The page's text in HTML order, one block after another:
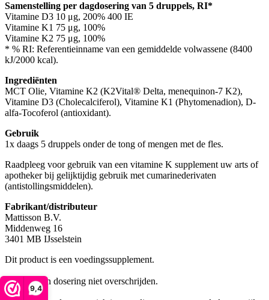
9,4
Samenstelling per dagdosering van 5 druppels, RI*
Vitamine D3 10 μg, 200% 400 IE
Vitamine K1 75 μg, 100%
Vitamine K2 75 μg, 100%
* % RI: Referentieinname van een gemiddelde volwassene (8400
kJ/2000 kcal).
Ingrediënten
MCT Olie, Vitamine K2 (K2Vital® Delta, menequinon-7 K2),
Vitamine D3 (Cholecalciferol), Vitamine K1 (Phytomenadion), D-
alfa-Tocoferol (antioxidant).
Gebruik
1x daags 5 druppels onder de tong of mengen met de fles.
Raadpleeg voor gebruik van een vitamine K supplement uw arts of
apotheker bij gelijktijdig gebruik met cumarinederivaten
(antistollingsmiddelen).
Fabrikant/distributeur
Mattisson B.V.
Middenweg 16
3401 MB IJsselstein
Dit product is een voedingssupplement.
Aanbevolen dosering niet overschrijden.